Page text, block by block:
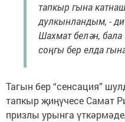
тапкыр гына
дулкынландым, -
Шахмат белән,
соңгы бер елда
Тагын бер “сенсация”
тапкыр җиңүчесе Самат
призлы урынга